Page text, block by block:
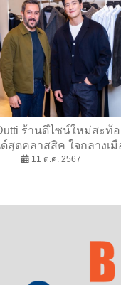
ร้านดีไซน์ใหม่สะท้
สุดคลาสสิค ใจกลางเมื
11 ต.ค. 2567